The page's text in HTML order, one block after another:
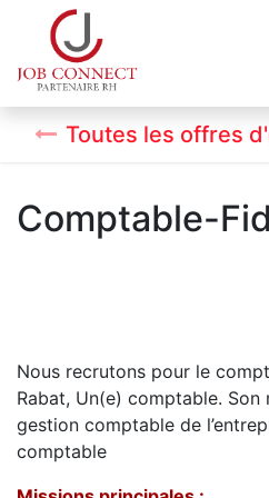
Toutes les offres
Comptable-
Nous recrutons pour le
Rabat, Un(e) comptable. Son
gestion comptable de
comptable